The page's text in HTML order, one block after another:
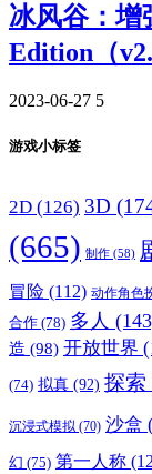
冰风谷：增
Edition（
2023-06-27 5
游戏小标签
2D (126) 3D
(665) 制作 (58)
冒险 (112) 动作角色
合作 (78) 多人
造 (98) 开放世界
(74) 拟真 (92) 探索
沉浸式模拟 (70) 沙盒
幻 (75) 第一人称